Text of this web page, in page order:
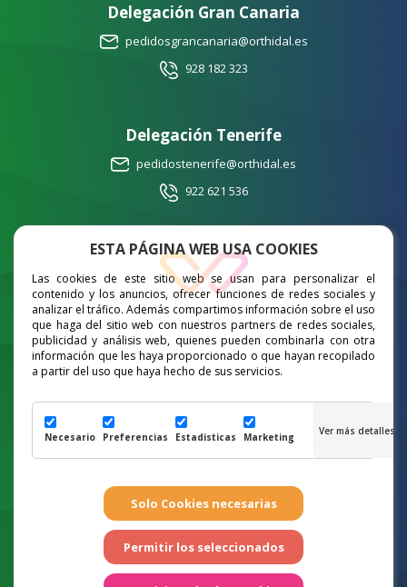
ESTA PÁGINA WEB USA COOKIES
Las cookies de este sitio web se usan para personalizar el
contenido y los anuncios, ofrecer funciones de redes sociales y
analizar el tráfico. Además compartimos información sobre el uso
que haga del sitio web con nuestros partners de redes sociales,
publicidad y análisis web, quienes pueden combinarla con otra
información que les haya proporcionado o que hayan recopilado
a partir del uso que haya hecho de sus servicios.
Necesario Preferencias Estadisticas Marketing
Delegación Gran Canaria
pedidosgrancanaria@orthidal.es
928 182 323
Delegación Tenerife
pedidostenerife@orthidal.es
922 621 536
Delegación Fuerteventura
pedidosfuerteventura@orthidal.es
928 967 838
Delegación Lanzarote
665 672 931
Aviso Legal|Política de Privacidad |Canal de denuncias